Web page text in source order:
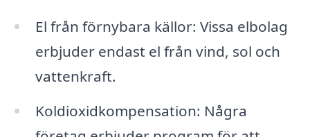
El från förnybara källor: Vissa elbolag
erbjuder endast el från vind, sol och
vattenkraft.
Koldioxidkompensation: Några